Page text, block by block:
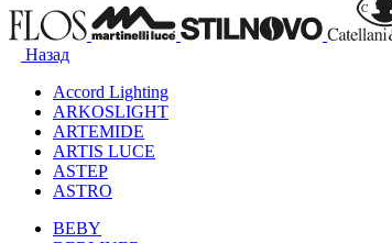
Назад
Accord Lighting
ARKOSLIGHT
ARTEMIDE
ARTIS LUCE
ASTEP
ASTRO
BEBY